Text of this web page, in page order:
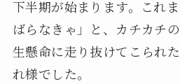
下半期が始まります。これ
ばらなきゃ」と、カチカチ
生懸命に走り抜けてこられ
れ様でした。